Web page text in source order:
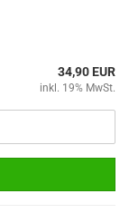
34,90 EUR
inkl. 19% MwSt.